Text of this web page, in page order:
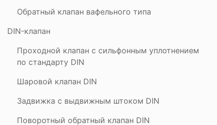
Обратный клапан вафельного типа
DIN-клапан
Проходной клапан с сильфонным уплотнением
по стандарту DIN
Шаровой клапан DIN
Задвижка с выдвижным штоком DIN
Поворотный обратный клапан DIN